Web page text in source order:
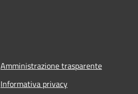
Amministrazione trasparente
Informativa privacy